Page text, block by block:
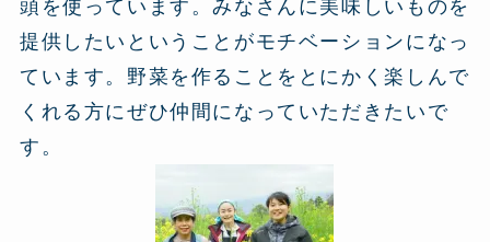
頭を使っています。みなさんに美味しいものを
提供したいということがモチベーションになっ
ています。野菜を作ることをとにかく楽しんで
くれる方にぜひ仲間になっていただきたいで
す。